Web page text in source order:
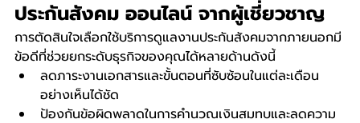
ประกันสังคม ออนไลน์ จากผู้เชี่ยวชาญ
การตัดสินใจเลือกใช้บริการดูแลงานประกันสังคมจากภายนอกมี
ข้อดีที่ช่วยยกระดับธุรกิจของคุณได้หลายด้านดังนี้
ลดภาระงานเอกสารและขั้นตอนที่ซับซ้อนในแต่ละเดือน
อย่างเห็นได้ชัด
ป้องกันข้อผิดพลาดในการคำนวณเงินสมทบและลดความ